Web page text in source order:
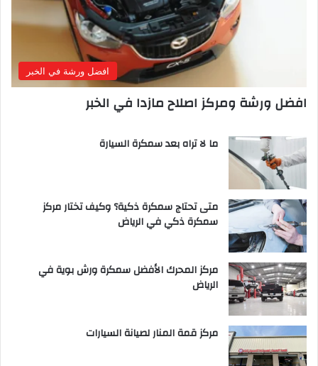
افضل ورشة في الخبر
افضل ورشة ومركز اصلاح مازدا في الخبر
ما لا تراه بعد سمكرة السيارة
متى تحتاج سمكرة ذكية؟ وكيف تختار مركز
سمكرة ذكي في الرياض
مركز المحرك الأفضل سمكرة ورش بوية في
الرياض
مركز قمة المنار لصيانة السيارات